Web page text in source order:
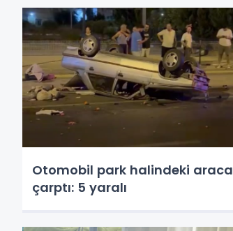
Otomobil park halindeki araca
çarptı: 5 yaralı